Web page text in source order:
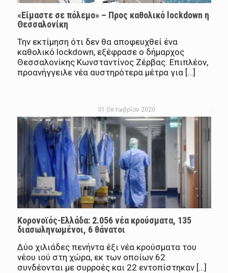
«Είμαστε σε πόλεμο» – Προς καθολικό lockdown η
Θεσσαλονίκη
Την εκτίμηση ότι δεν θα αποφευχθεί ένα
καθολικό lockdown, εξέφρασε ο δήμαρχος
Θεσσαλονίκης Κωνσταντίνος Ζέρβας. Επιπλέον,
προανήγγειλε νέα αυστηρότερα μέτρα για […]
31 Οκτωβρίου 2020
Κορονοϊός-Ελλάδα: 2.056 νέα κρούσματα, 135
διασωληνωμένοι, 6 θάνατοι
Δύο χιλιάδες πενήντα έξι νέα κρούσματα του
νέου ιού στη χώρα, εκ των οποίων 62
συνδέονται με συρροές και 22 εντοπίστηκαν […]